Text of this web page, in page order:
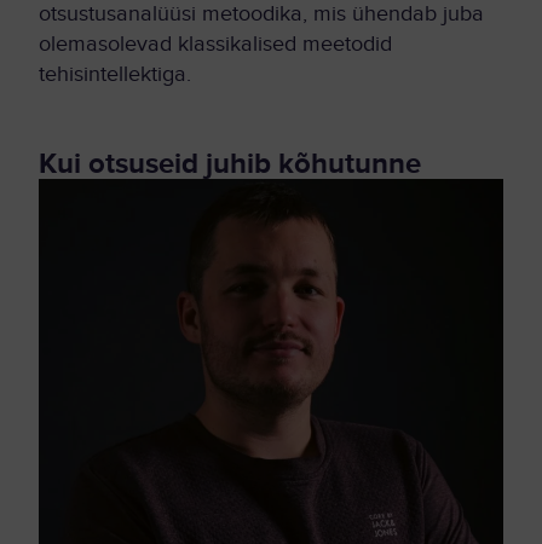
otsustusanalüüsi metoodika, mis ühendab juba
olemasolevad klassikalised meetodid
tehisintellektiga.
Kui otsuseid juhib kõhutunne